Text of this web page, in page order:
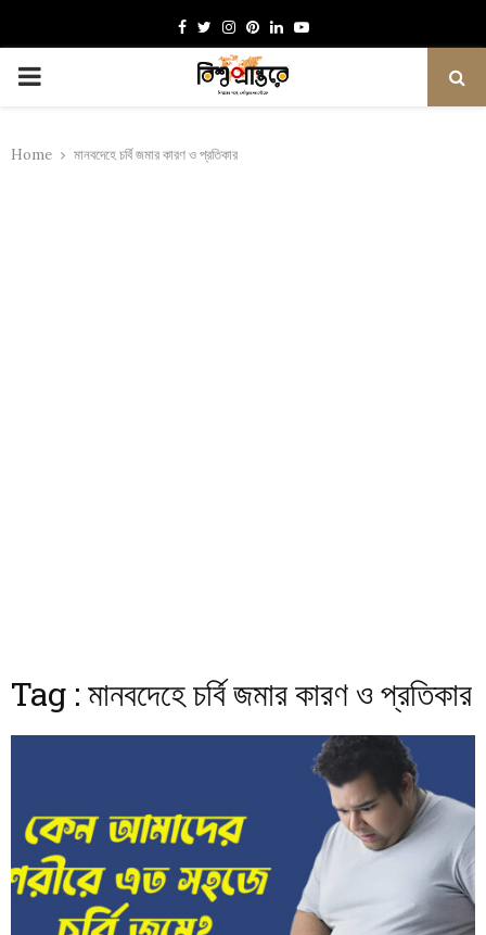
Facebook
TwitterInstagram
Pinterest
LinkedinYoutube
PRIMARY
Home মানবদেহে চর্বি জমার কারণ ও প্রতিকার
Tag : মানবদেহে চর্বি জমার কারণ ও প্রতিকার